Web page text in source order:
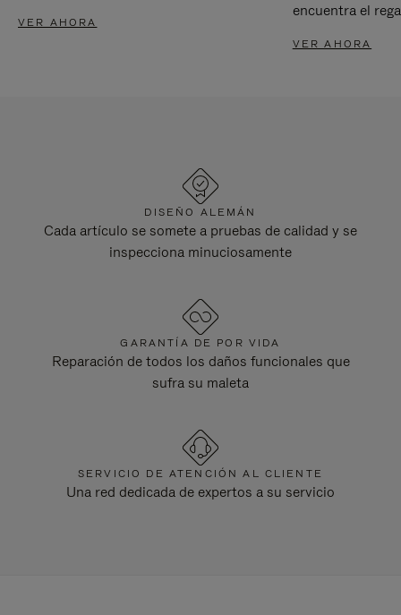
VER AHORA
encuentra el
VER AHORA
DISEÑO ALEMÁN
Cada artículo se somete a pruebas de calidad y se
inspecciona minuciosamente
GARANTÍA DE POR VIDA
Reparación de todos los daños funcionales que
sufra su maleta
SERVICIO DE ATENCIÓN AL CLIENTE
Una red dedicada de expertos a su servicio